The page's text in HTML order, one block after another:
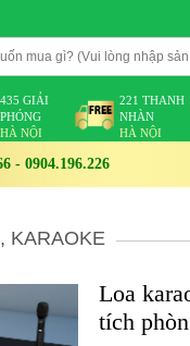
435 GIẢI
PHÓNG
HÀ NỘI
221 THANH
NHÀN
HÀ NỘI
- 0904.196.226
KARAOKE
Loa
tích